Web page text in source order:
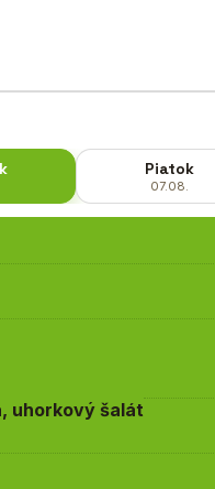
Piatok
07.08.
uhorkový šalát